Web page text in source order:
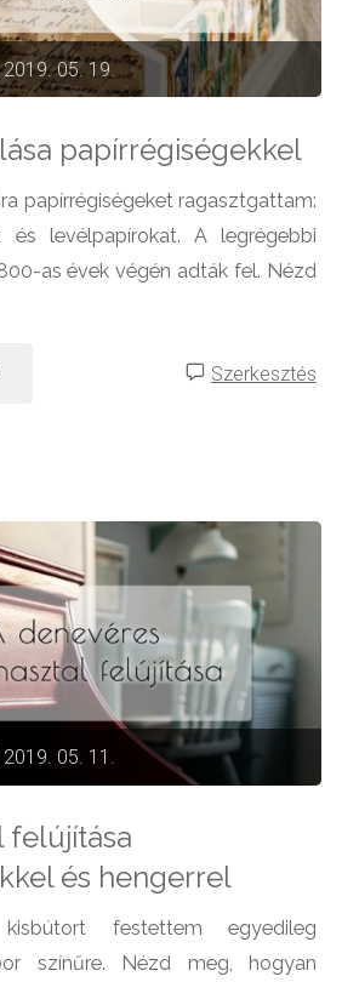
2019. 05. 19.
papírrégiségekkel
papírrégiségeket ragasztgattam:
és levélpapírokat. A legrégebbi
as évek végén adták fel. Nézd
Szerkesztés
2019. 05. 11.
felújítása
és hengerrel
festettem egyedileg
színűre. Nézd meg, hogyan